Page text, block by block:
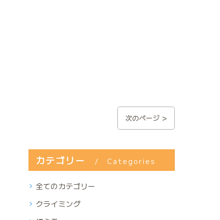
次のページ >
カテゴリー Categories
全てのカテゴリー
クライミング